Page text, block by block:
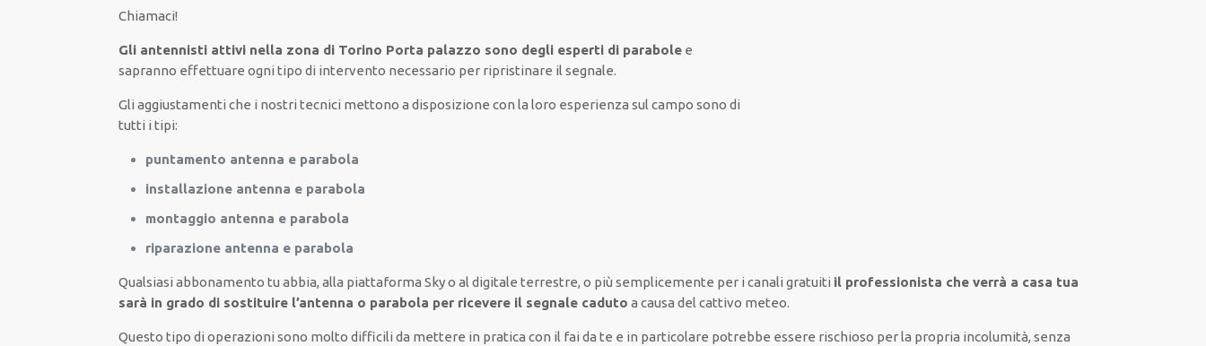
Chiamaci!
Gli antennisti attivi nella zona di Torino Porta palazzo sono degli esperti di parabole e
sapranno effettuare ogni tipo di intervento necessario per ripristinare il segnale.
Gli aggiustamenti che i nostritecnici mettono a disposizione con la loro esperienza sul campo sono di
tutti i tipi:
puntamento antenna e parabola
installazione antenna e parabola
montaggio antenna e parabola
riparazione antenna e parabola
Qualsiasi abbonamento tu abbia, alla piattaforma Skyo al digitale terrestre, o più semplicemente per i canaligratuiti il professionista che verrà a casa tua
sarà in grado di sostituire l’antenna o parabola per ricevere il segnale caduto a causa del cattivo meteo.
Questo tipo dioperazioni sono molto difficili da mettere in pratica con il fai da te e in particolare potrebbe essere rischioso per la propria incolumità, senza